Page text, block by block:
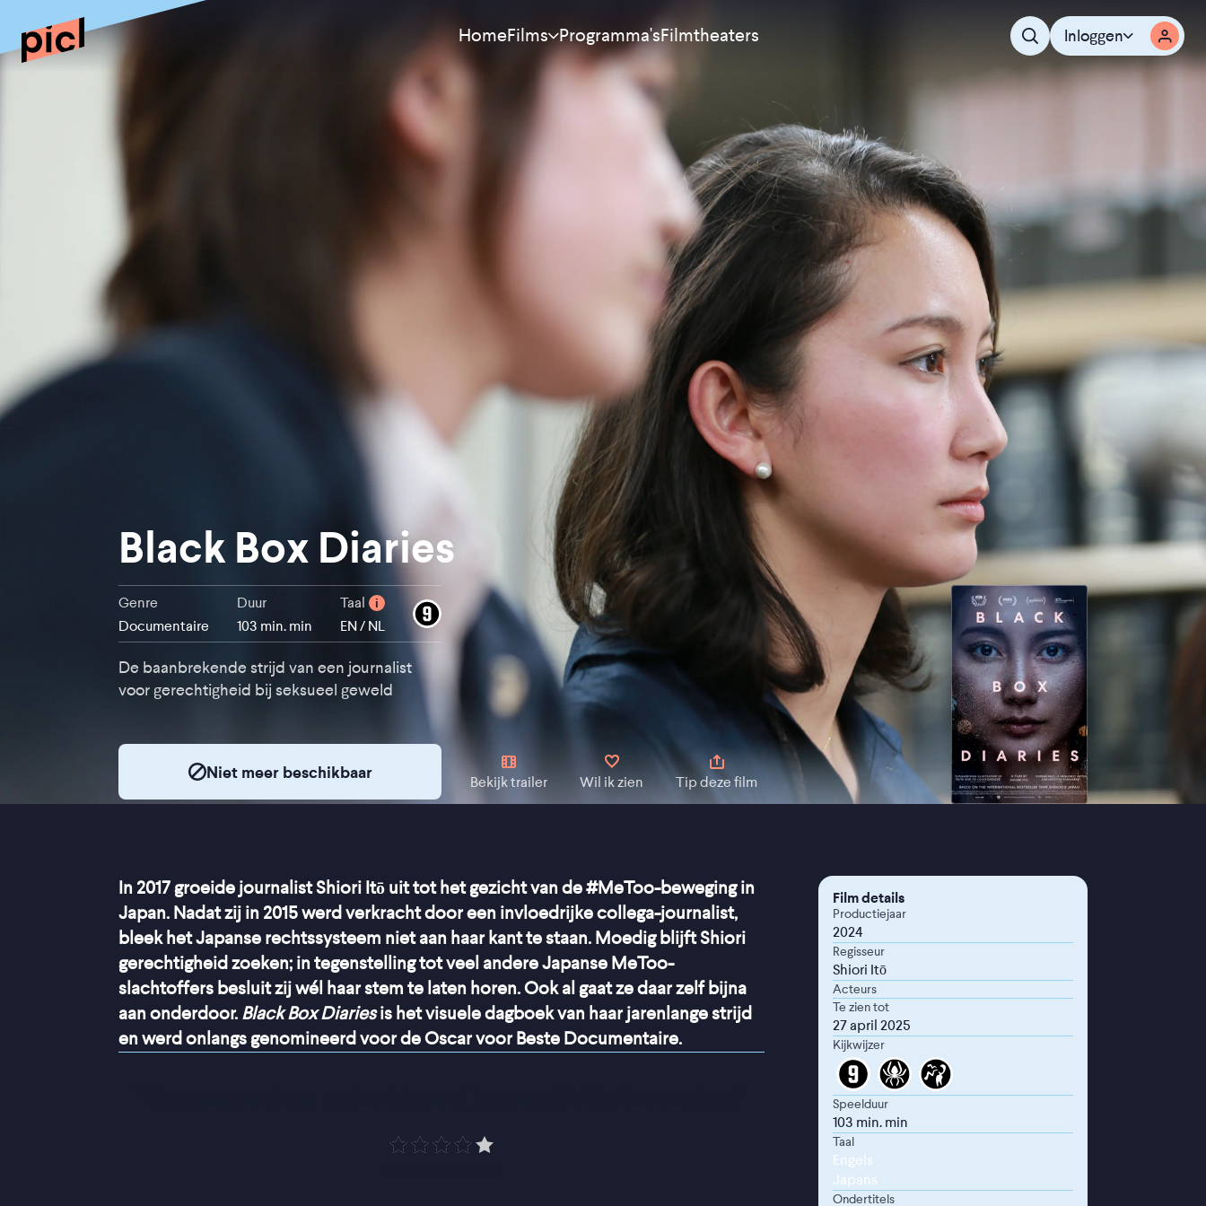
HomeFilms
Meest bekeken
Programma'sFilmtheaters Inloggen
Black Box Diaries
Genre
Documentaire
Duur
103 min. min
Taal i
EN / NL
De baanbrekende strijd van een journalist
voor gerechtigheid bij seksueel geweld
Niet meer beschikbaar
Bekijk trailer Wil ik zien Tip deze film
In 2017 groeide journalist Shiori Itō uit tot het gezicht van de #MeToo-beweging in
Japan. Nadat zij in 2015 werd verkracht door een invloedrijke collega-journalist,
bleek het Japanse rechtssysteem niet aan haar kant te staan. Moedig blijft Shiori
gerechtigheid zoeken; in tegenstelling tot veel andere Japanse MeToo-
slachtoffers besluit zij wél haar stem te laten horen. Ook al gaat ze daar zelf bijna
aan onderdoor. Black Box Diariesis het visuele dagboek van haar jarenlange strijd
en werd onlangs genomineerd voor de Oscar voor Beste Documentaire.
Film details
Productiejaar
2024
Regisseur
Shiori Itō
Acteurs
Te zien tot
27 april 2025
Kijkwijzer
Speelduur
103 min. min
Taal
Engels
Japans
Ondertitels